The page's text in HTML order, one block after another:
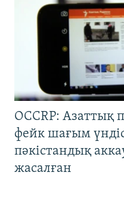
OCCRP: Азаттық
фейк шағым
пәкістандық
жасалған